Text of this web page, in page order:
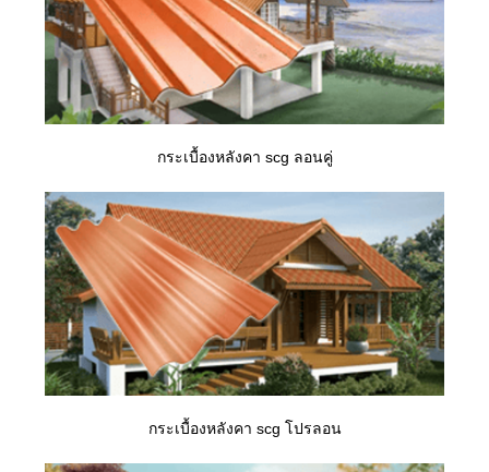
กระเบื้องหลังคา scg ลอนคู่
กระเบื้องหลังคา scg โปรลอน